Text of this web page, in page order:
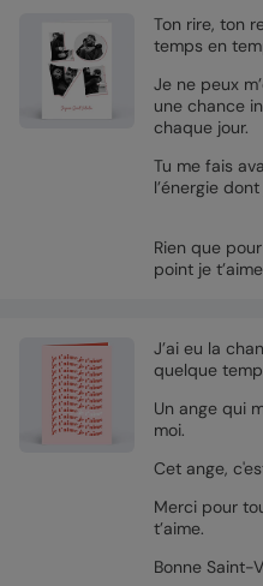
Ton rire, ton
temps en
Je ne peux
une chance
chaque jour.
Tu me fais
l’énergie dont
Rien que
point je
J’ai eu la
quelque
Un ange qui
moi.
Cet ange,
Merci pour
t’aime.
Bonne Saint-